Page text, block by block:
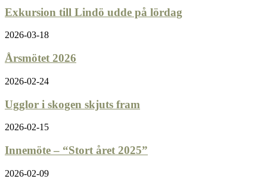
Exkursion till Lindö udde på lördag
2026-03-18
Årsmötet 2026
2026-02-24
Ugglor i skogen skjuts fram
2026-02-15
Innemöte – “Stort året 2025”
2026-02-09